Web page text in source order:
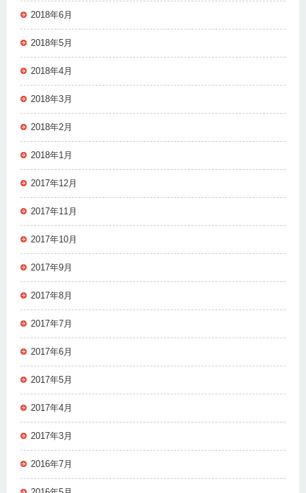
2018年6月
2018年5月
2018年4月
2018年3月
2018年2月
2018年1月
2017年12月
2017年11月
2017年10月
2017年9月
2017年8月
2017年7月
2017年6月
2017年5月
2017年4月
2017年3月
2016年7月